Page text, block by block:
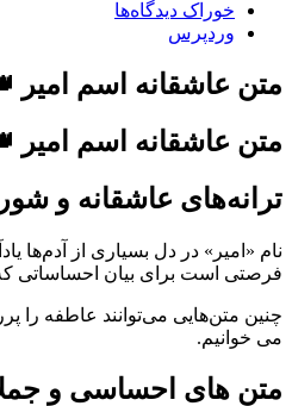
خوراک دیدگاه‌ها
وردپرس
متن عاشقانه اسم امیر
متن عاشقانه اسم امیر
ترانه‌های عاشقانه و
نام «امیر» در دل بسیاری از آدم‌ها
فرصتی است برای بیان احساساتی
چنین متن‌هایی می‌توانند عاطفه را
می خوانیم.
متن های احساسی و